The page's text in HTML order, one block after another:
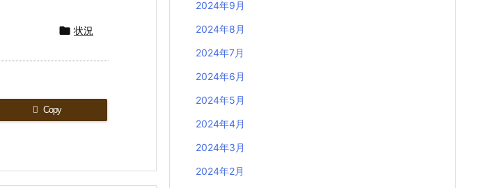
 状況
Copy
2024年9月
2024年8月
2024年7月
2024年6月
2024年5月
2024年4月
2024年3月
2024年2月